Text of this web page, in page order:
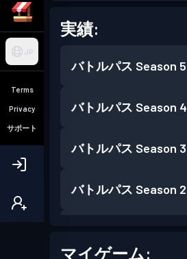
JP
Terms
Privacy
サポート
実績:
バトルパス Season 5
バトルパス Season 4
バトルパス Season 3
バトルパス Season 2
マイゲーム: